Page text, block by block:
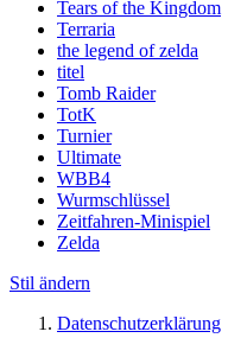
Tears of the Kingdom
Terraria
the legend of zelda
titel
Tomb Raider
TotK
Turnier
Ultimate
WBB4
Wurmschlüssel
Zeitfahren-Minispiel
Zelda
Stil ändern
Datenschutzerklärung